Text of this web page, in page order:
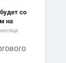
со
на